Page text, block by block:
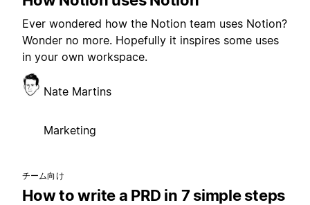
Ever wondered how the Notion team uses Notion?
Wonder no more. Hopefully it inspires some uses
in your own workspace.
Nate Martins
Marketing
チーム向け
How to write a PRD in 7 simple steps